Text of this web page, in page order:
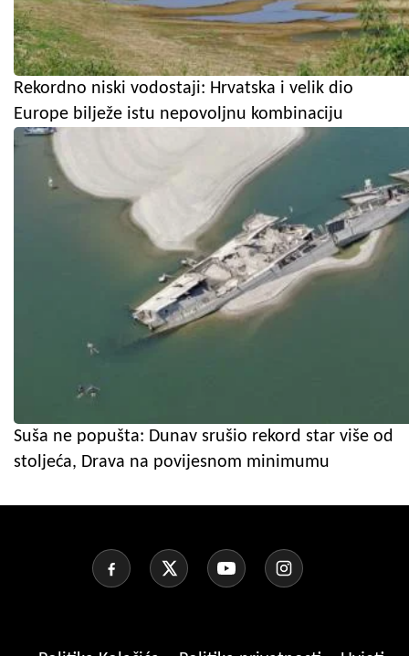
Rekordno niski vodostaji: Hrvatska i velik dio
Europe bilježe istu nepovoljnu kombinaciju
Suša ne popušta: Dunav srušio rekord star više od
stoljeća, Drava na povijesnom minimumu